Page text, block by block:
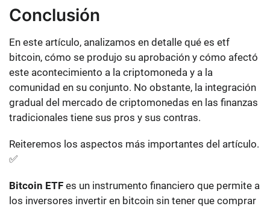
Conclusión
En este artículo, analizamos en detalle qué es etf
bitcoin, cómo se produjo su aprobación y cómo afectó
este acontecimiento a la criptomoneda y a la
comunidad en su conjunto. No obstante, la integración
gradual del mercado de criptomonedas en las finanzas
tradicionales tiene sus pros y sus contras.
Reiteremos los aspectos más importantes del artículo.
✅
Bitcoin ETF es un instrumento financiero que permite a
los inversores invertir en bitcoin sin tener que comprar